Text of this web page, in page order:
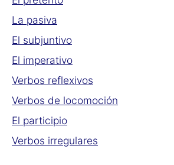
La pasiva
El subjuntivo
El imperativo
Verbos reflexivos
Verbos de locomoción
El participio
Verbos irregulares